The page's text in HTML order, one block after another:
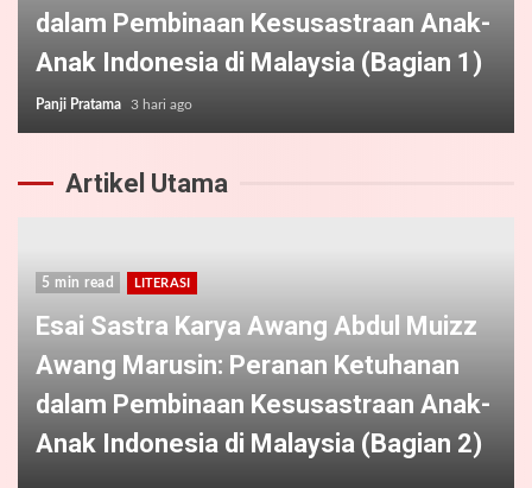
Artikel Utama
5 min read LITERASI
Esai Sastra Karya Awang Abdul Muizz
Awang Marusin: Peranan Ketuhanan
dalam Pembinaan Kesusastraan Anak-
Anak Indonesia di Malaysia (Bagian 2)
dalam Pembinaan Kesusastraan Anak-
Anak Indonesia di Malaysia (Bagian 1)
Panji Pratama 3 hari ago